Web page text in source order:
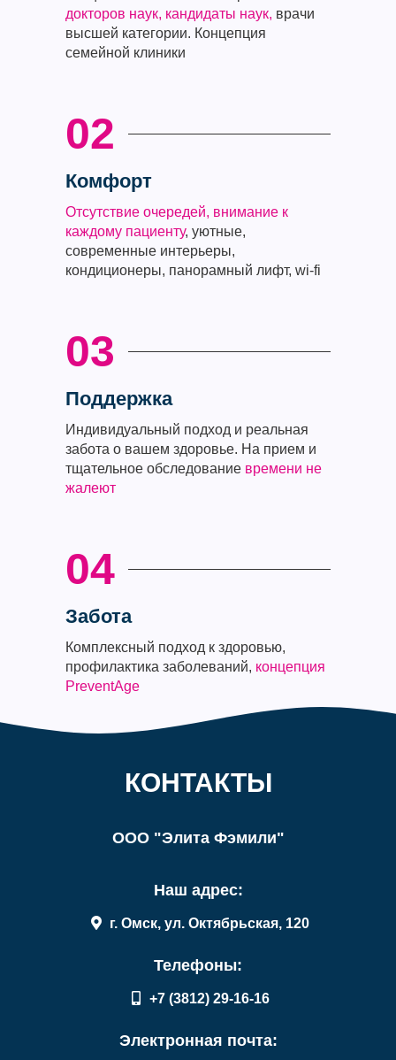
докторов наук, кандидаты наук, врачи
высшей категории. Концепция
семейной клиники
02
Комфорт
Отсутствие очередей, внимание к
каждому пациенту, уютные,
современные интерьеры,
кондиционеры, панорамный лифт, wi-fi
03
Поддержка
Индивидуальный подход и реальная
забота о вашем здоровье. На прием и
тщательное обследование времени не
жалеют
04
Забота
Комплексный подход к здоровью,
профилактика заболеваний, концепция
PreventAge
КОНТАКТЫ
ООО "Элита Фэмили"
Наш адрес:
г. Омск, ул. Октябрьская, 120
Телефоны:
+7 (3812) 29-16-16
Электронная почта: